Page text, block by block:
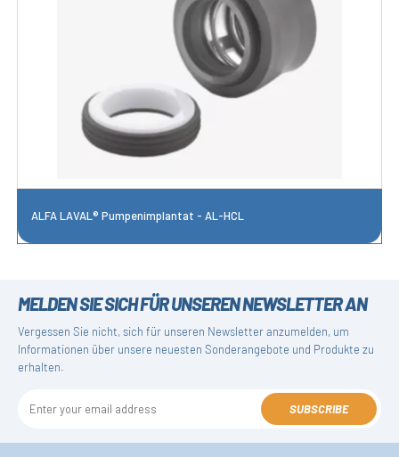
ALFA LAVAL® Pumpenimplantat - AL-HCL
MELDEN SIE SICH FÜR UNSEREN NEWSLETTER AN
Vergessen Sie nicht, sich für unseren Newsletter anzumelden, um
Informationen über unsere neuesten Sonderangebote und Produkte zu
erhalten.
SUBSCRIBE